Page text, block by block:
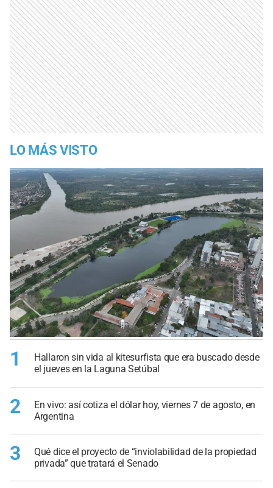
LO MÁS VISTO
1
Hallaron sin vida al kitesurfista que era buscado desde
el jueves en la Laguna Setúbal
2
En vivo: así cotiza el dólar hoy, viernes 7 de agosto, en
Argentina
3
Qué dice el proyecto de “inviolabilidad de la propiedad
privada” que tratará el Senado